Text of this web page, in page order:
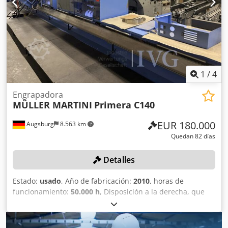
1 /4
Augsburg 8.563 km
Engrapadora
MÜLLER MARTINI Primera C140
EUR 180.000
Quedan 82 días
Detalles
Estado: usado, Año de fabricación: 2010, horas de
funcionamiento: 50.000 h, Disposición a la derecha, que
consta de: 10 unidades de soporte, de las cuales 4 están
alargadas, 6 alimentadores (de los cuales 4 son
alimentadores de flujo continuo con extensiones para la